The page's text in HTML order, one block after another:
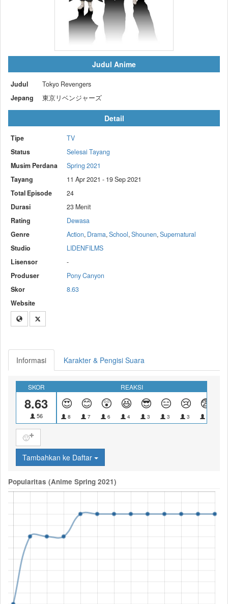
Judul Anime
Judul
Tokyo Revengers
Jepang
東京リベンジャーズ
Detail
Tipe
TV
Status
Selesai Tayang
Musim Perdana
Spring 2021
Tayang
11 Apr 2021 - 19 Sep 2021
Total Episode
24
Durasi
23 Menit
Rating
Dewasa
Genre
Action, Drama,School,Shounen,Supernatural
Studio
LIDENFILMS
Lisensor
-
Produser
Pony Canyon
Skor
8.63
Website
Informasi Karakter & Pengisi Suara
SKOR
8.63
56
REAKSI
😍
8
😊
7
😲
6
😆
4
😎
3
😑
3
😢
3
😨
🙂
Tambahkan ke Daftar
Popularitas (Anime Spring 2021)